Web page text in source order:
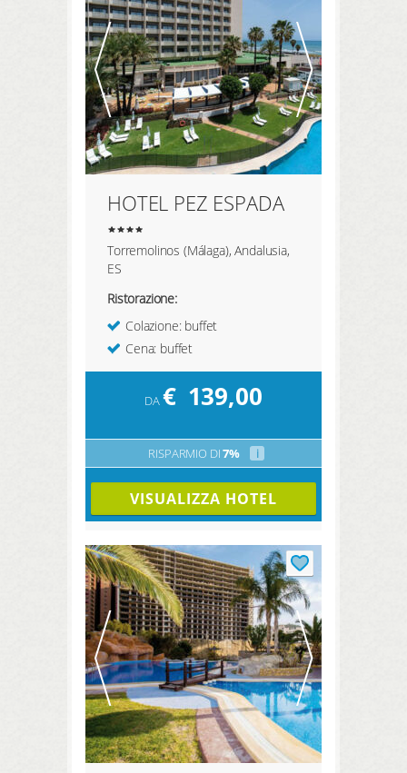
HOTEL PEZ ESPADA
Torremolinos (Málaga), Andalusia,
ES
Ristorazione:
Colazione: buffet
Cena: buffet
DA€ 139,00
RISPARMIO DI7% i
VISUALIZZA HOTEL